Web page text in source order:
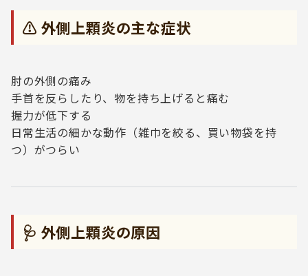
⚠️ 外側上顆炎の主な症状
肘の外側の痛み
手首を反らしたり、物を持ち上げると痛む
握力が低下する
日常生活の細かな動作（雑巾を絞る、買い物袋を持
つ）がつらい
🩺 外側上顆炎の原因